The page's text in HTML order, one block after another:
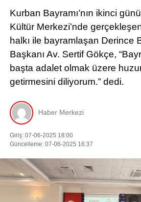
Kurban Bayramı’nın ikinci
Kültür Merkezi’nde
halkı ile bayramlaşan Derince
Başkanı Av. Sertif Gökçe,
başta adalet olmak üzere
getirmesini diliyorum.” dedi.
Haber Merkezi
Giriş: 07-06-2025 18:00
Güncelleme: 07-06-2025 16:37